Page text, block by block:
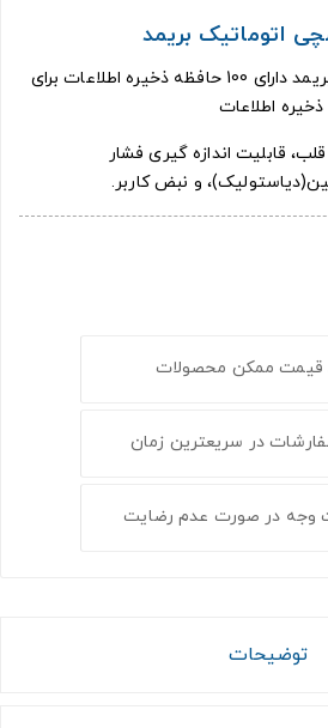
اتوماتیک بریمد
مچی اتوماتیک بریمد دارای 100 حافظه ذخیره اطلاعات برای
قابلیت اندازه گیری فشار
و نبض کاربر.
قیمت ممکن محصولات
در سریعترین زمان
وجه در صورت عدم رضایت
توضیحات